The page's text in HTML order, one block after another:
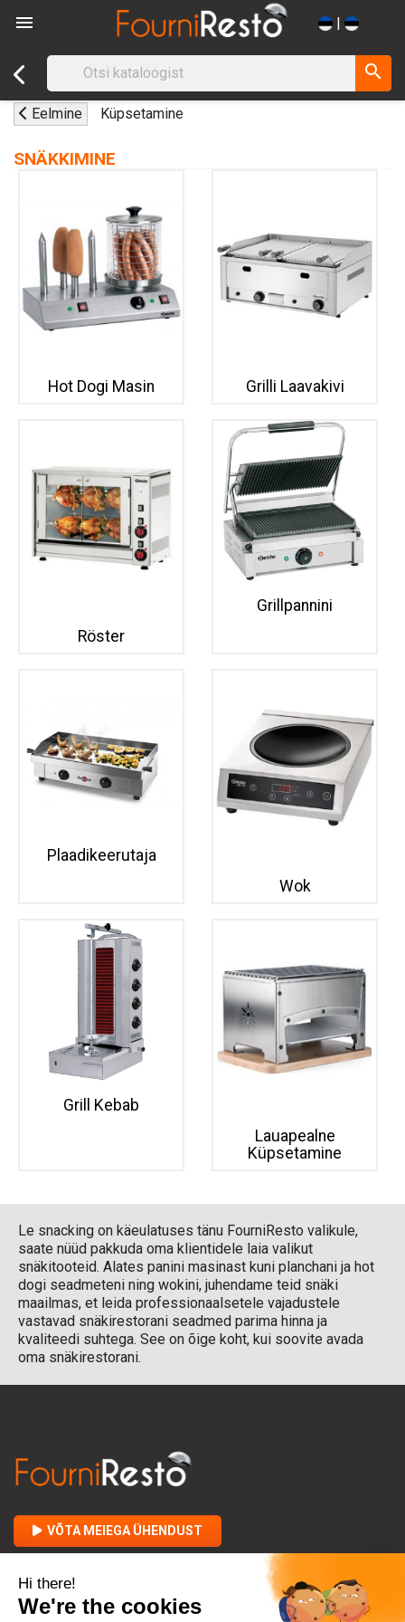
 |
search
Eelmine Küpsetamine
SNÄKKIMINE
Hot Dogi Masin Grilli Laavakivi
Röster
Grillpannini
Plaadikeerutaja
Wok
Grill Kebab
Lauapealne
Küpsetamine
Le snacking on käeulatuses tänu FourniResto valikule,
saate nüüd pakkuda oma klientidele laia valikut
snäkitooteid. Alates panini masinast kuni planchani ja hot
dogi seadmeteni ning wokini, juhendame teid snäki
maailmas, et leida professionaalsetele vajadustele
vastavad snäkirestorani seadmed parima hinna ja
kvaliteedi suhtega. See on õige koht, kui soovite avada
oma snäkirestorani.
VÕTA MEIEGA ÜHENDUST
FOURNIRESTO KOHTA 